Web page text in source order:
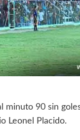
minuto 90 sin
Leonel Placido.